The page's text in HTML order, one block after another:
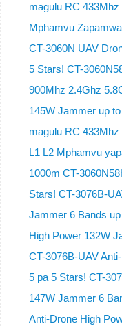
magulu RC
Mphamvu
CT-3060N UAV
5 Stars! CT-
900Mhz 2.4Ghz
145W Jammer up
magulu RC
L1 L2 Mphamvu
1000m CT-
Stars! CT-3076B-
Jammer 6 Bands
High Power 132W
CT-3076B-UAV
5 pa 5 Stars! CT-
147W Jammer 6
Anti-Drone High